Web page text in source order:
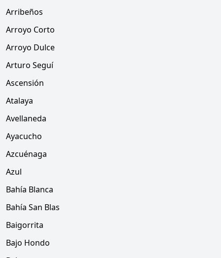
Arribeños
Arroyo Corto
Arroyo Dulce
Arturo Seguí
Ascensión
Atalaya
Avellaneda
Ayacucho
Azcuénaga
Azul
Bahía Blanca
Bahía San Blas
Baigorrita
Bajo Hondo